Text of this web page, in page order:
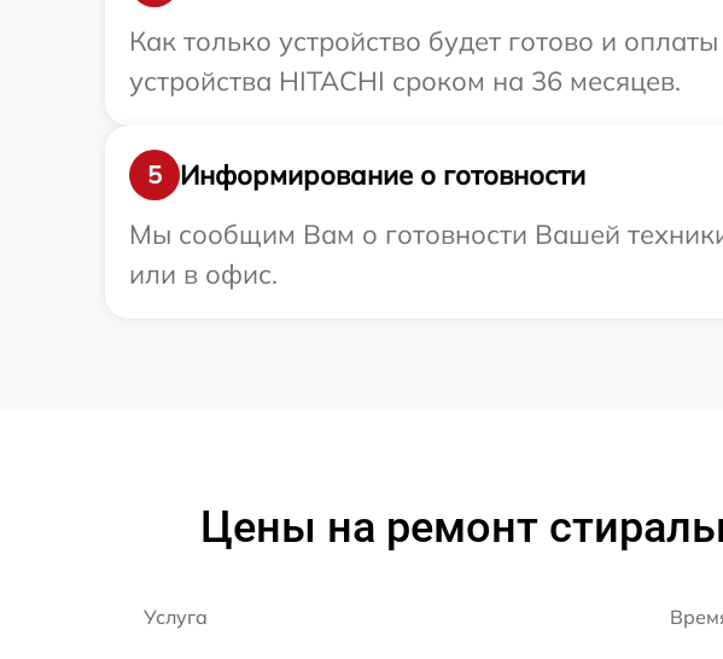
Как только устройство будет готово и
устройства HITACHI сроком на 36 месяцев.
5
Информирование о готовности
Мы сообщим Вам о готовности Вашей
или в офис.
Цены на ремонт
Услуга